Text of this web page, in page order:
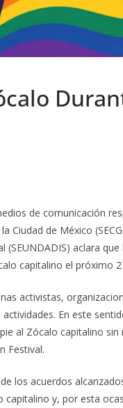
de comunicación
Ciudad de México
(SEUNDADIS) aclara
capitalino el próximo
activistas,
En este
al Zócalo capitalino sin
Festival.
los acuerdos
capitalino y, por esta